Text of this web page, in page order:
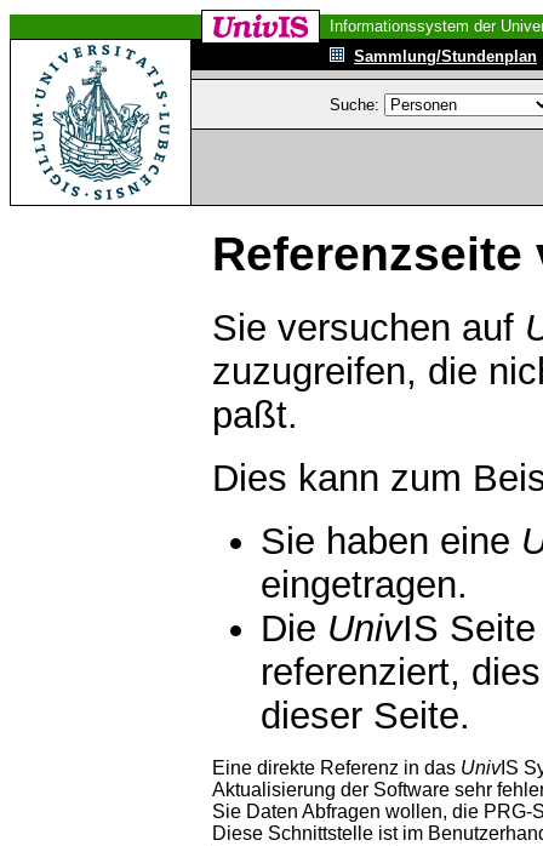
Informationssystem der
Sammlung/Stundenplan
Suche:
Referenzseite
Sie versuchen auf
zuzugreifen, die
paßt.
Dies kann zum
Sie haben eine
eingetragen.
Die UnivIS
referenziert,
dieser Seite.
Eine direkte Referenz in das UnivIS
Aktualisierung der Software sehr
Sie Daten Abfragen wollen, die PRG-
Diese Schnittstelle ist im